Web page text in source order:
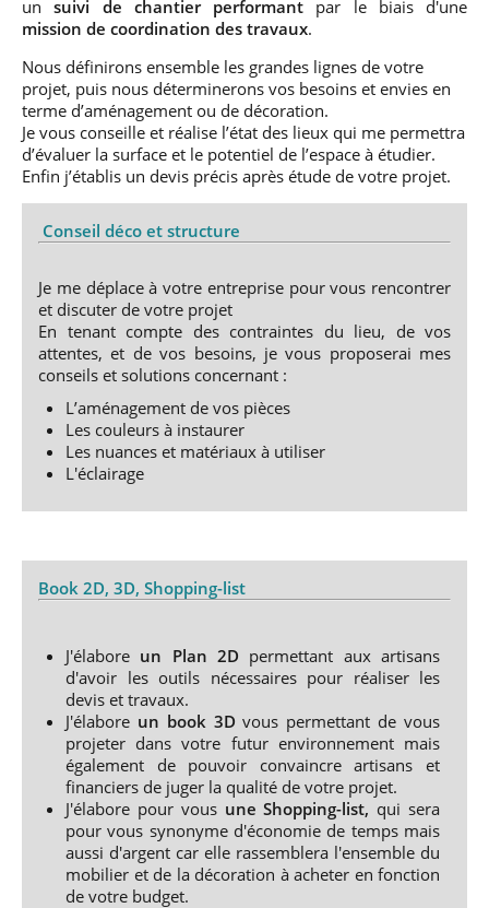
unsuivi de chantier performant par le biais d'une
mission de coordination des travaux.
Nous définirons ensemble les grandes lignes de votre
projet, puis nous déterminerons vos besoins et envies en
terme d’aménagement ou de décoration.
Je vous conseille et réalise l’état des lieux qui me permettra
d’évaluer la surface et le potentiel de l’espace à étudier.
Enfin j’établis un devis précis après étude de votre projet.
Conseil déco et structure
Je me déplace à votre entreprise pour vous rencontrer
et discuter de votre projet
En tenant compte des contraintes du lieu, de vos
attentes, et de vos besoins, je vous proposerai mes
conseils et solutions concernant :
L’aménagement de vos pièces
Les couleurs à instaurer
Les nuances et matériaux à utiliser
L'éclairage
Book 2D, 3D, Shopping-list
J'élabore un Plan 2D permettant aux artisans
d'avoir les outils nécessaires pour réaliser les
devis et travaux.
J'élabore un book 3D vous permettant de vous
projeter dans votre futur environnement mais
également de pouvoir convaincre artisans et
financiers de juger la qualité de votre projet.
J'élabore pour vous une Shopping-list, qui sera
pour vous synonyme d'économie de temps mais
aussi d'argent car elle rassemblera l'ensemble du
mobilier et de la décoration à acheter en fonction
de votre budget.